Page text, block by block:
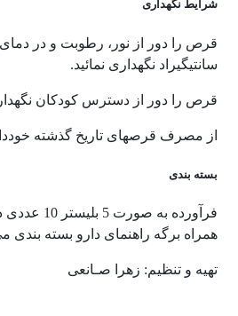
شرایط نگهداری
سانتیگیراد نگهداری نمائید.
قرص را دور از دسترس کودکان
از مصرف قرصهای تاریخ گذشته
بسته بندی
فرآورده به
همراه برگه راهنمای دارو بسته بندی
تهیه و تنظیم: زهرا صـانعی